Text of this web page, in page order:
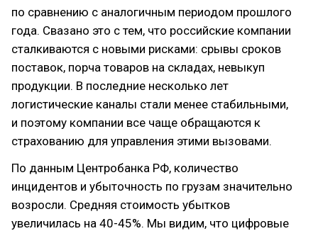
по сравнению с аналогичным периодом прошлого
года. Свазано это с тем, что российские компании
сталкиваются с новыми рисками: срывы сроков
поставок, порча товаров на складах, невыкуп
продукции. В последние несколько лет
логистические каналы стали менее стабильными,
и поэтому компании все чаще обращаются к
страхованию для управления этими вызовами.
По данным Центробанка РФ, количество
инцидентов и убыточность по грузам значительно
возросли. Средняя стоимость убытков
увеличилась на 40-45%. Мы видим, что цифровые